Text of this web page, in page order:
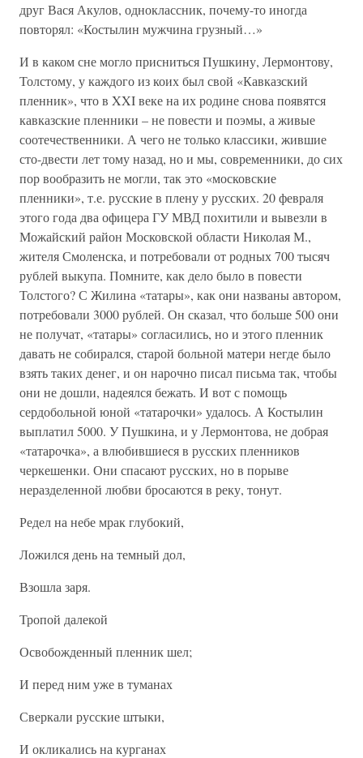
друг Вася Акулов, одноклассник, почему-то иногда
повторял: «Костылин мужчина грузный…»
И в каком сне могло присниться Пушкину, Лермонтову,
Толстому, у каждого из коих был свой «Кавказский
пленник», что в XXI веке на их родине снова появятся
кавказские пленники – не повести и поэмы, а живые
соотечественники. А чего не только классики, жившие
сто-двести лет тому назад, но и мы, современники, до сих
пор вообразить не могли, так это «московские
пленники», т.е. русские в плену у русских. 20 февраля
этого года два офицера ГУ МВД похитили и вывезли в
Можайский район Московской области Николая М.,
жителя Смоленска, и потребовали от родных 700 тысяч
рублей выкупа. Помните, как дело было в повести
Толстого? С Жилина «татары», как они названы автором,
потребовали 3000 рублей. Он сказал, что больше 500 они
не получат, «татары» согласились, но и этого пленник
давать не собирался, старой больной матери негде было
взять таких денег, и он нарочно писал письма так, чтобы
они не дошли, надеялся бежать. И вот с помощь
сердобольной юной «татарочки» удалось. А Костылин
выплатил 5000. У Пушкина, и у Лермонтова, не добрая
«татарочка», а влюбившиеся в русских пленников
черкешенки. Они спасают русских, но в порыве
неразделенной любви бросаются в реку, тонут.
Редел на небе мрак глубокий,
Ложился день на темный дол,
Взошла заря.
Тропой далекой
Освобожденный пленник шел;
И перед ним уже в туманах
Сверкали русские штыки,
И окликались на курганах